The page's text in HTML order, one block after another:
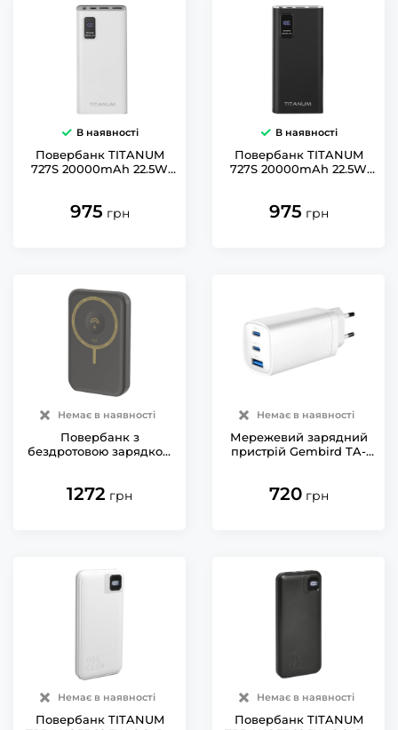
В наявності
Повербанк TITANUM
727S 20000mAh 22.5W
975 грн
В наявності
Повербанк TITANUM
727S 20000mAh 22.5W
975 грн
Немає в наявності
Повербанк з
бездротовою зарядкою
1272 грн
Немає в наявності
Мережевий зарядний
пристрій Gembird TA-
720 грн
Немає в наявності
Повербанк TITANUM
Немає в наявності
Повербанк TITANUM